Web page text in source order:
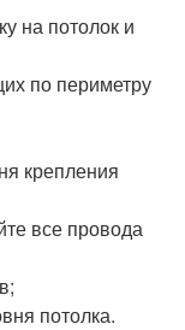
на потолок и
по периметру
крепления
все провода
потолка.